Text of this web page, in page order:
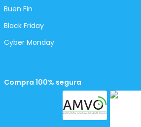
Buen Fin
Black Friday
Cyber Monday
Compra 100% segura